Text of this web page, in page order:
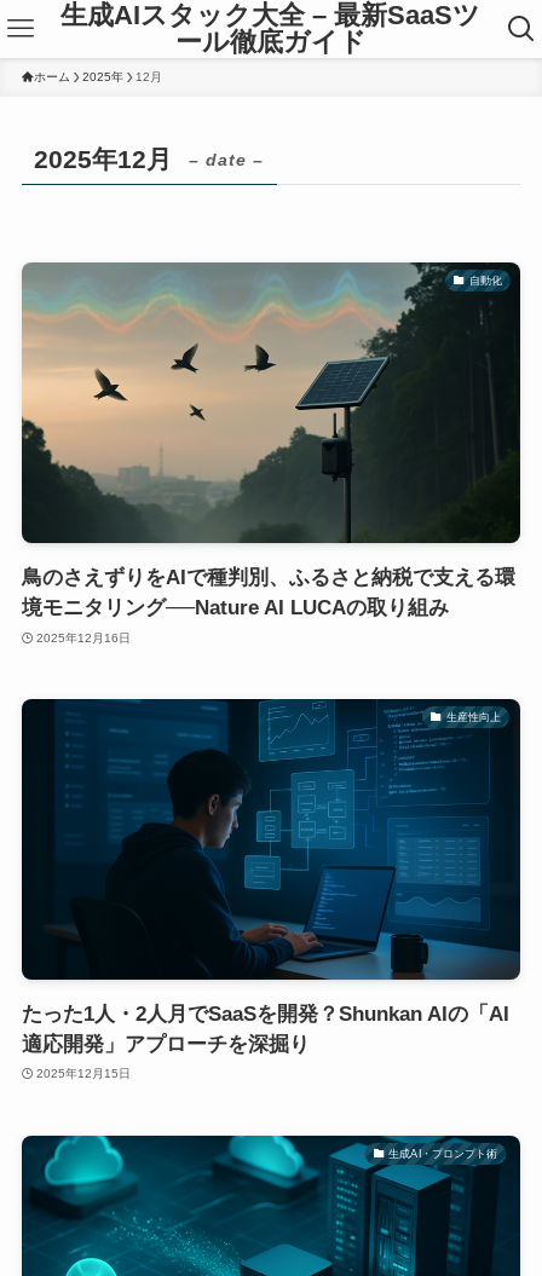
生成AIスタック大全 – 最新SaaSツ
ール徹底ガイド
ホーム 2025年 12月
2025年12月 – date –
自動化
鳥のさえずりをAIで種判別、ふるさと納税で支える環
境モニタリング──Nature AI LUCAの取り組み
2025年12月16日
生産性向上
たった1人・2人月でSaaSを開発？Shunkan AIの「AI
適応開発」アプローチを深掘り
2025年12月15日
生成AI・プロンプト術